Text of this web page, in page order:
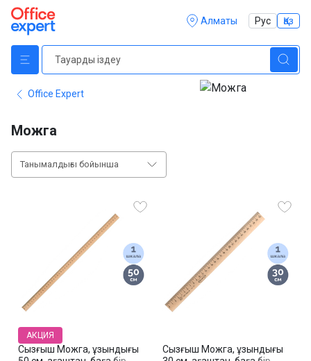
Алматы Рус Қаз
Office Expert
Можга
Танымалдығы бойынша
Сызғыш Можга, ұзындығы
АКЦИЯ
Сызғыш Можга, ұзындығы